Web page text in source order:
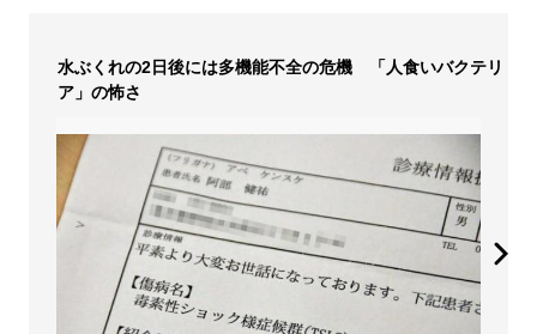
水ぶくれの2日後には多機能不全の危機 「人食いバクテリ
ア」の怖さ